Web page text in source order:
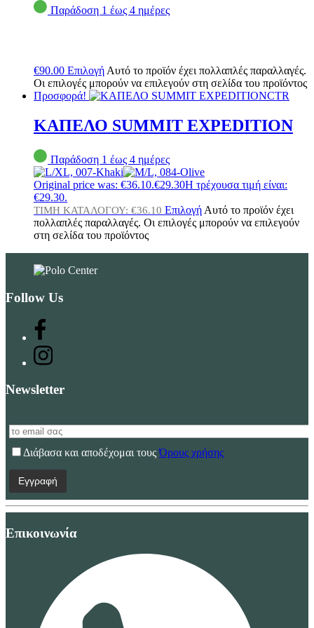
Παράδοση 1 έως 4 ημέρες
€90.00 Επιλογή Αυτό το προϊόν έχει πολλαπλές παραλλαγές.
Οι επιλογές μπορούν να επιλεγούν στη σελίδα του προϊόντος
Προσφορά!
CTR
ΚΑΠΕΛΟ SUMMIT EXPEDITION
Παράδοση 1 έως 4 ημέρες
Original price was: €36.10.€29.30Η τρέχουσα τιμή είναι:
€29.30.
ΤΙΜΗ ΚΑΤΑΛΟΓΟΥ: €36.10 Επιλογή Αυτό το προϊόν έχει
πολλαπλές παραλλαγές. Οι επιλογές μπορούν να επιλεγούν
στη σελίδα του προϊόντος
Follow Us
Newsletter
Διάβασα και αποδέχομαι τουςΌρους χρήσης
Επικοινωνία